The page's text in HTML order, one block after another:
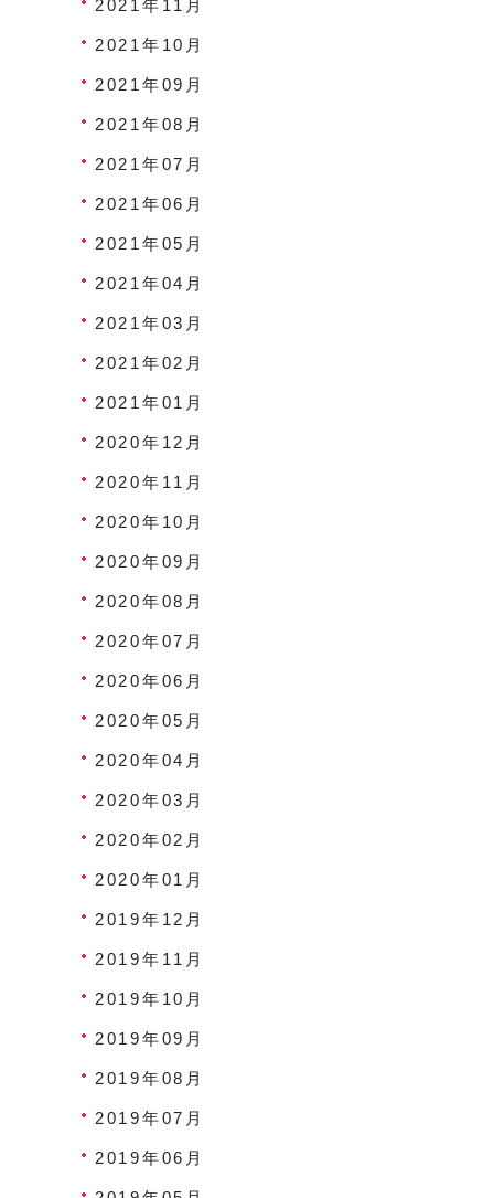
2021年11月
2021年10月
2021年09月
2021年08月
2021年07月
2021年06月
2021年05月
2021年04月
2021年03月
2021年02月
2021年01月
2020年12月
2020年11月
2020年10月
2020年09月
2020年08月
2020年07月
2020年06月
2020年05月
2020年04月
2020年03月
2020年02月
2020年01月
2019年12月
2019年11月
2019年10月
2019年09月
2019年08月
2019年07月
2019年06月